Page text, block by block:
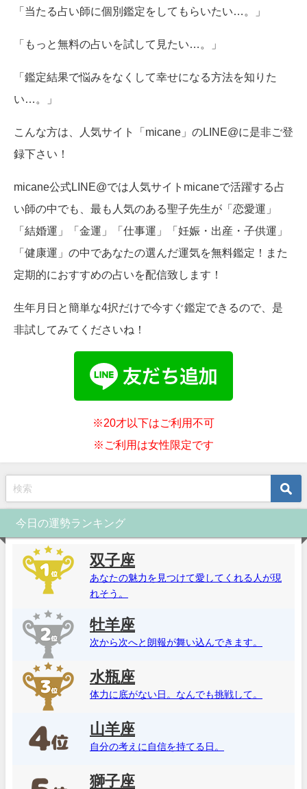
「当たる占い師に個別鑑定をしてもらいたい…。」
「もっと無料の占いを試して見たい…。」
「鑑定結果で悩みをなくして幸せになる方法を知りた
い…。」
こんな方は、人気サイト「micane」のLINE@に是非ご登
録下さい！
micane公式LINE@では人気サイトmicaneで活躍する占
い師の中でも、最も人気のある聖子先生が「恋愛運」
「結婚運」「金運」「仕事運」「妊娠・出産・子供運」
「健康運」の中であなたの選んだ運気を無料鑑定！また
定期的におすすめの占いを配信致します！
生年月日と簡単な4択だけで今すぐ鑑定できるので、是
非試してみてくださいね！
※20才以下はご利用不可
※ご利用は女性限定です
今日の運勢ランキング
双子座
あなたの魅力を見つけて愛してくれる人が現
れそう。
牡羊座
次から次へと朗報が舞い込んできます。
水瓶座
体力に底がない日。なんでも挑戦して。
山羊座
自分の考えに自信を持てる日。
獅子座